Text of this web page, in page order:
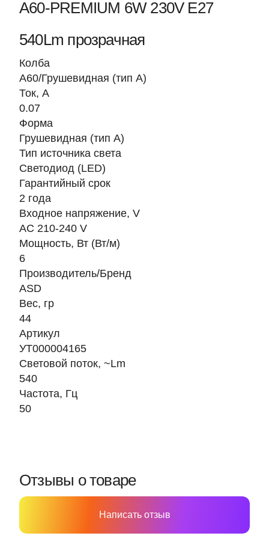
A60-PREMIUM 6W 230V Е27
540Lm прозрачная
Колба
A60/Грушевидная (тип A)
Ток, A
0.07
Форма
Грушевидная (тип А)
Тип источника света
Светодиод (LED)
Гарантийный срок
2 года
Входное напряжение, V
AC 210-240 V
Мощность, Вт (Вт/м)
6
Производитель/Бренд
ASD
Вес, гр
44
Артикул
УТ000004165
Световой поток, ~Lm
540
Частота, Гц
50
Отзывы о товаре
Написать отзыв